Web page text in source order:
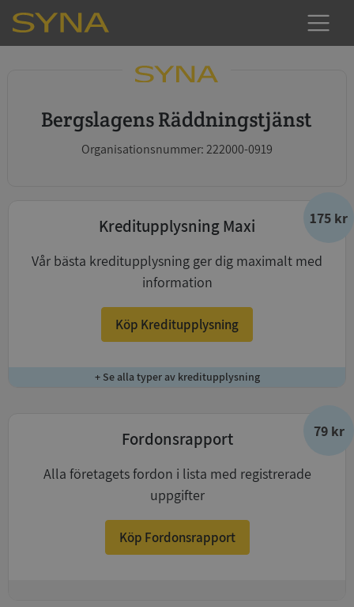
Bergslagens Räddningstjänst
Organisationsnummer: 222000-0919
175 kr
Kreditupplysning Maxi
Vår bästa kreditupplysning ger dig maximalt med
information
Köp Kreditupplysning
+ Se alla typer av kreditupplysning
79 kr
Fordonsrapport
Alla företagets fordon i lista med registrerade
uppgifter
Köp Fordonsrapport